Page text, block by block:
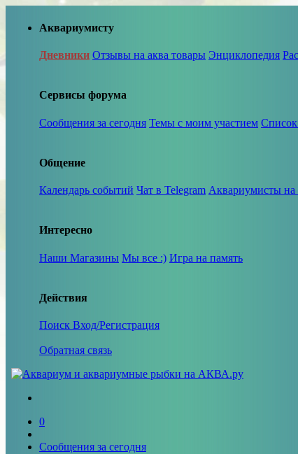
Аквариумисту
Дневники Отзывы на аква товары Энциклопедия
Сервисы форума
Сообщения за сегодня Темы с моим участием Список
Общение
Календарь событий Чат в Telegram Аквариумисты на
Интересно
Наши Магазины Мы все :) Игра на память
Действия
Поиск Вход/Регистрация
Обратная связь
0
Сообщения за сегодня